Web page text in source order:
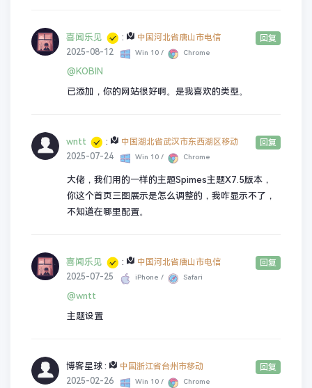
喜闻乐见 :
中国河北省唐山市电信
2025-08-12
Win 10 / Chrome
@KOBIN
已添加，你的网站很好啊。是我喜欢的类型。
回复
wntt :
中国湖北省武汉市东西湖区移动
2025-07-24
Win 10 / Chrome
大佬，我们用的一样的主题Spimes主题X7.5版本，
你这个首页三图展示是怎么调整的，我咋显示不了，
不知道在哪里配置。
回复
喜闻乐见 :
中国河北省唐山市电信
2025-07-25
iPhone / Safari
@wntt
主题设置
回复
博客星球 :
中国浙江省台州市移动
2025-02-26
Win 10 / Chrome
回复